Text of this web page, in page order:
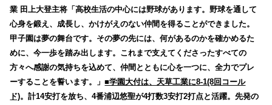
業 田上大登主将「高校生活の中心には野球があります。野球を通して
心身を鍛え、成長し、かけがえのない仲間を得ることができました。
甲子園は夢の舞台です。その夢の先には、何があるのかを確かめるた
めに、今一歩を踏み出します。これまで支えてくださったすべての
方々へ感謝の気持ちを込めて、仲間とともに心を一つに、全力でプレ
ーすることを誓います。」■学園大付は、天草工業に8-1(8回コール
ド)。計14安打を放ち、4番浦辺悠聖が4打数3安打2打点と活躍。先発の